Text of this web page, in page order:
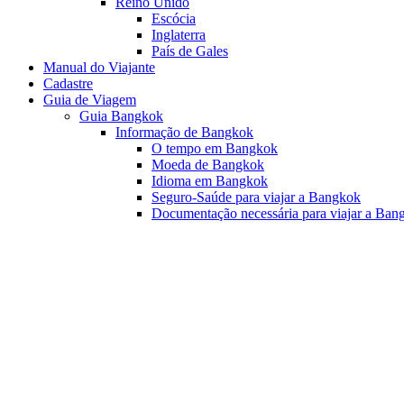
Escócia
Inglaterra
País de Gales
Manual do Viajante
Cadastre
Guia de Viagem
Guia Bangkok
Informação de Bangkok
O tempo em Bangkok
Moeda de Bangkok
Idioma em Bangkok
Seguro-Saúde para viajar a Bangkok
Documentação necessária para viajar a